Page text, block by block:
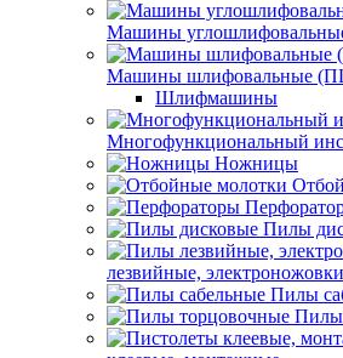
Машины
Машины шлифовальные
Шлифмашины
Многофункциональный
Ножницы
Пилы
лезвийные, электроножовки
Пилы
Пилы